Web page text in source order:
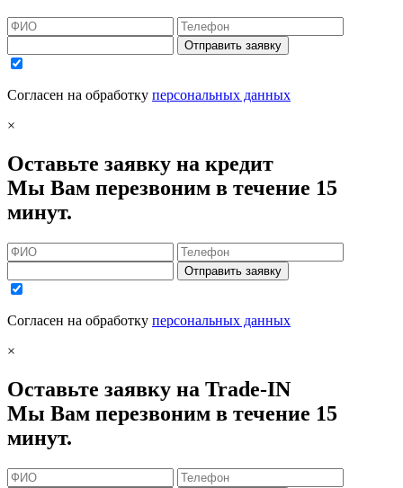
Отправить заявку
Согласен на обработку персональных данных
×
Оставьте заявку на кредит
Мы Вам перезвоним в течение 15
минут.
Отправить заявку
Согласен на обработку персональных данных
×
Оставьте заявку на Trade-IN
Мы Вам перезвоним в течение 15
минут.